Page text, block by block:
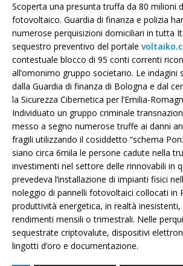
Scoperta una presunta truffa da 80 milioni
fotovoltaico. Guardia di finanza e polizia
numerose perquisizioni domiciliari in tutta
sequestro preventivo del portale
contestuale blocco di 95 conti correnti
all’omonimo gruppo societario. Le indagini
dalla Guardia di finanza di Bologna e dal
la Sicurezza Cibernetica per l’Emilia-
Individuato un gruppo criminale
messo a segno numerose truffe ai danni
fragili utilizzando il cosiddetto “schema
siano circa 6mila le persone cadute nella
investimenti nel settore delle rinnovabili in
prevedeva l’installazione di impianti fisici
noleggio di pannelli fotovoltaici collocati in
produttività energetica, in realtà
rendimenti mensili o trimestrali. Nelle
sequestrate criptovalute, dispositivi
lingotti d’oro e documentazione.